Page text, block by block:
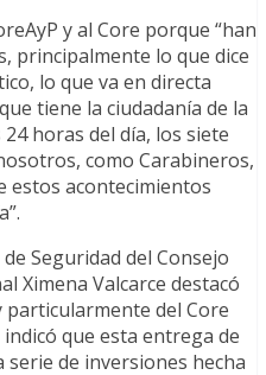
y al Core porque “han
principalmente lo que dice
lo que va en directa
tiene la ciudadanía de la
horas del día, los siete
como Carabineros,
estos acontecimientos
Seguridad del Consejo
Ximena Valcarce destacó
particularmente del Core
que esta entrega de
de inversiones hecha